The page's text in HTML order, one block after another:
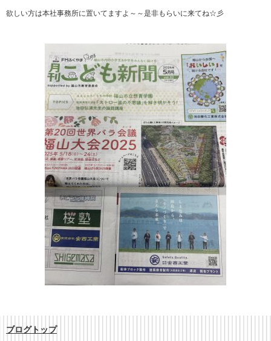
欲しい方は本社事務所に置いてますよ～～是非もらいに来てね☆彡
ブログトップ